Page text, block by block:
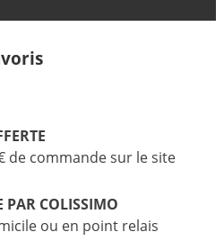
de commande sur le site
PAR COLISSIMO
ou en point relais